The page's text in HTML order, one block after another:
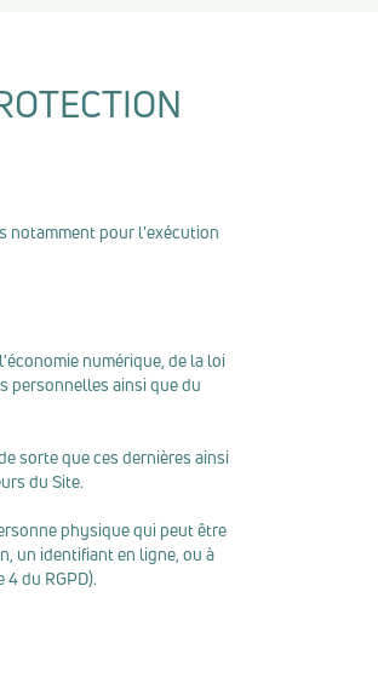
notamment pour l'exécution
numérique, de la loi
personnelles ainsi que du
sorte que ces dernières ainsi
du Site.
physique qui peut être
un identifiant en ligne, ou à
du RGPD).